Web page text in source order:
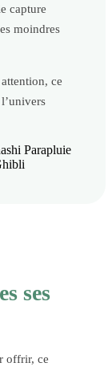
capture
moindres
ce
ses
offrir, ce